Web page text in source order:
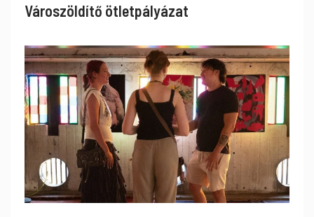
Városzöldítő ötletpályázat